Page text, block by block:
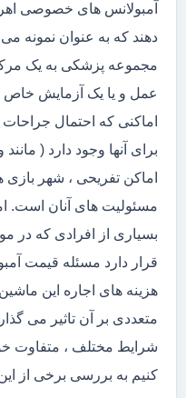
آمبولانس های خصوصی
دهند که به عنوان نمونه می
مجموعه پزشکی به یک
عمل و یا یک آزمایش خاص
اماکنی که احتمال جراحات
برای آنها وجود دارد (
اماکن تفریحی ، شهر بازی
مسئولیت های آنان است.
بسیاری از افرادی که در
قرار دارد مسئله قیمت
هزینه های اجاره این
متعددی بر آن تاثیر می
شرایط مختلف ، متفاوت
کنیم به بررسی برخی از